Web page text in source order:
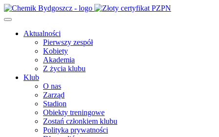
Aktualności
Pierwszy zespół
Kobiety
Akademia
Z życia klubu
Klub
O nas
Zarząd
Stadion
Obiekty treningowe
Zostań członkiem klubu
Polityka prywatności